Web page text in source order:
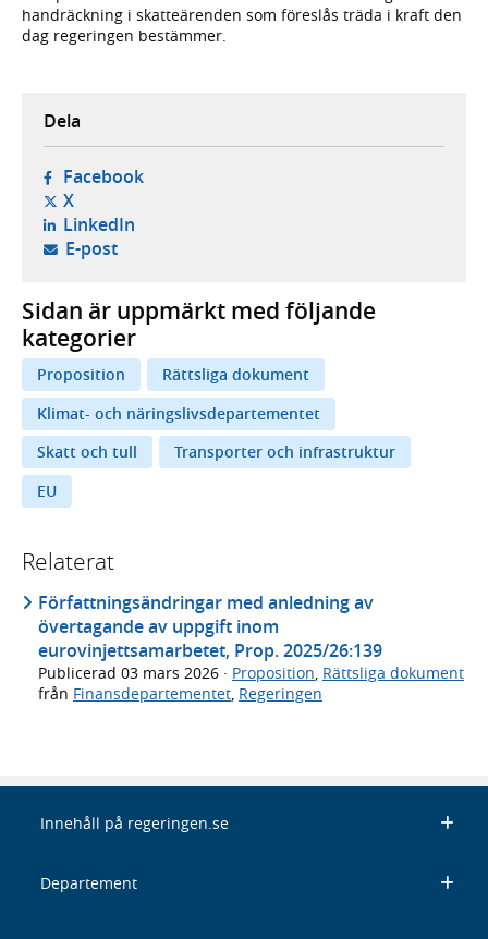
handräckning i skatteärenden som föreslås träda i kraft den
dag regeringen bestämmer.
Dela
Facebook- öppnas i ny flik, extern webbplats,
X- öppnas i ny flik, extern webbplats,
LinkedIn- öppnas i ny flik, extern webbplats,
E-post- öppnar din e-postklient,
Sidan är uppmärkt med följande
kategorier
Proposition
Rättsliga dokument
Klimat- och näringslivsdepartementet
Skatt och tull
Transporter och infrastruktur
EU
Relaterat
Författningsändringar med anledning av
övertagande av uppgift inom
eurovinjettsamarbetet, Prop. 2025/26:139
Publicerad 03 mars 2026 · Proposition, Rättsliga dokument
från Finansdepartementet, Regeringen
Innehåll på regeringen.se
Departement